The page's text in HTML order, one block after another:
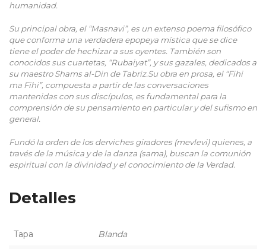
humanidad.
Su principal obra, el “Masnavi”, es un extenso poema filosófico
que conforma una verdadera epopeya mística que se dice
tiene el poder de hechizar a sus oyentes. También son
conocidos sus cuartetas, “Rubaiyat”, y sus gazales, dedicados a
su maestro Shams al-Din de Tabriz.Su obra en prosa, el “Fihi
ma Fihi”, compuesta a partir de las conversaciones
mantenidas con sus discípulos, es fundamental para la
comprensión de su pensamiento en particular y del sufismo en
general.
Fundó la orden de los derviches giradores (mevlevi) quienes, a
través de la música y de la danza (sama), buscan la comunión
espiritual con la divinidad y el conocimiento de la Verdad.
Detalles
Tapa Blanda